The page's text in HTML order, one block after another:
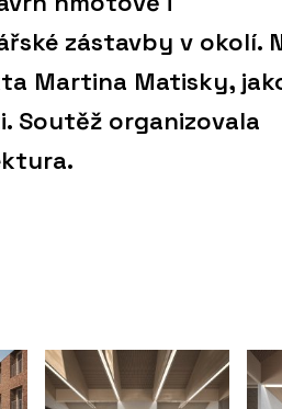
zástavby v okolí.
Martina Matisky,
Soutěž organizovala